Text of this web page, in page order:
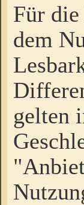
Für
dem
gelten